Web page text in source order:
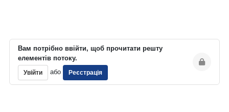
Вам потрібно ввійти, щоб прочитати решту
елементів потоку.
Увійти або Реєстрація